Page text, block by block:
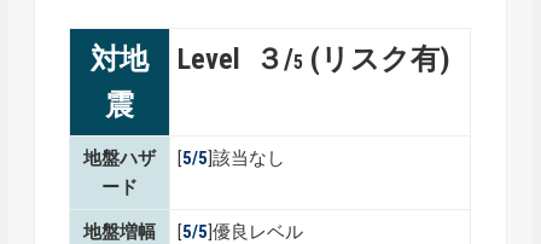
対地
震
Level ３/5 (リスク有)
地盤ハザ
ード
[5/5]該当なし
地盤増幅
[5/5]優良レベル